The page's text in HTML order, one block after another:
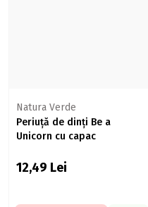
Natura Verde
Periuță de dinți Be a
Unicorn cu capac
12,49 Lei